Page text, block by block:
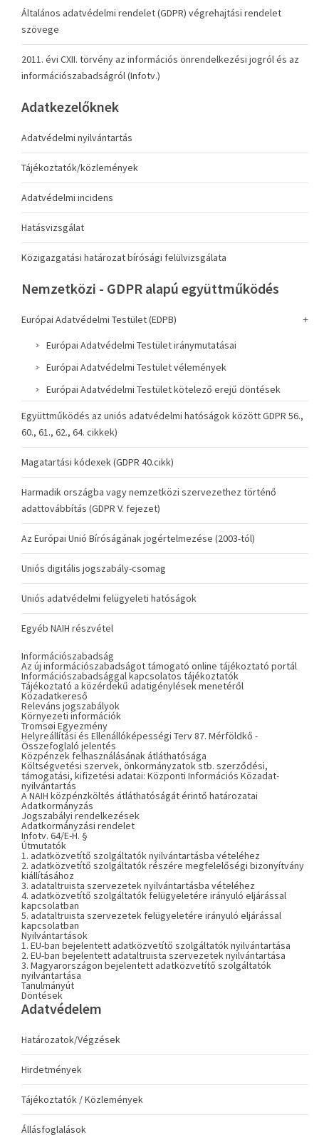
Általános adatvédelmi rendelet (GDPR) végrehajtási rendelet
szövege
2011. évi CXII. törvény az információs önrendelkezési jogról és az
információszabadságról (Infotv.)
Adatkezelőknek
Adatvédelmi nyilvántartás
Tájékoztatók/közlemények
Adatvédelmi incidens
Hatásvizsgálat
Közigazgatási határozat bírósági felülvizsgálata
Nemzetközi - GDPR alapú együttműködés
Európai Adatvédelmi Testület (EDPB)
Európai Adatvédelmi Testület iránymutatásai
Európai Adatvédelmi Testület vélemények
Európai Adatvédelmi Testület kötelező erejű döntések
Együttműködés az uniós adatvédelmi hatóságok között GDPR 56.,
60., 61., 62., 64. cikkek)
Magatartási kódexek (GDPR 40.cikk)
Harmadik országba vagy nemzetközi szervezethez történő
adattovábbítás (GDPR V. fejezet)
Az Európai Unió Bíróságának jogértelmezése (2003-tól)
Uniós digitális jogszabály-csomag
Uniós adatvédelmi felügyeleti hatóságok
Egyéb NAIH részvétel
Információszabadság
Az új információszabadságot támogató online tájékoztató portál
Információszabadsággal kapcsolatos tájékoztatók
Tájékoztató a közérdekű adatigénylések menetéről
Közadatkereső
Releváns jogszabályok
Környezeti információk
Tromsøi Egyezmény
Helyreállítási és Ellenállóképességi Terv 87. Mérföldkő -
Összefoglaló jelentés
Közpénzek felhasználásának átláthatósága
Költségvetési szervek, önkormányzatok stb. szerződési,
támogatási, kifizetési adatai: Központi Információs Közadat-
nyilvántartás
A NAIH közpénzköltés átláthatóságát érintő határozatai
Adatkormányzás
Jogszabályi rendelkezések
Adatkormányzási rendelet
Infotv. 64/E-H. §
Útmutatók
1. adatközvetítő szolgáltatók nyilvántartásba vételéhez
2. adatközvetítő szolgáltatók részére megfelelőségi bizonyítvány
kiállításához
3. adataltruista szervezetek nyilvántartásba vételéhez
4. adatközvetítő szolgáltatók felügyeletére irányuló eljárással
kapcsolatban
5. adataltruista szervezetek felügyeletére irányuló eljárással
kapcsolatban
Nyilvántartások
1. EU-ban bejelentett adatközvetítő szolgáltatók nyilvántartása
2. EU-ban bejelentett adataltruista szervezetek nyilvántartása
3. Magyarországon bejelentett adatközvetítő szolgáltatók
nyilvántartása
Tanulmányút
Döntések
Adatvédelem
Határozatok/Végzések
Hirdetmények
Tájékoztatók / Közlemények
Állásfoglalások